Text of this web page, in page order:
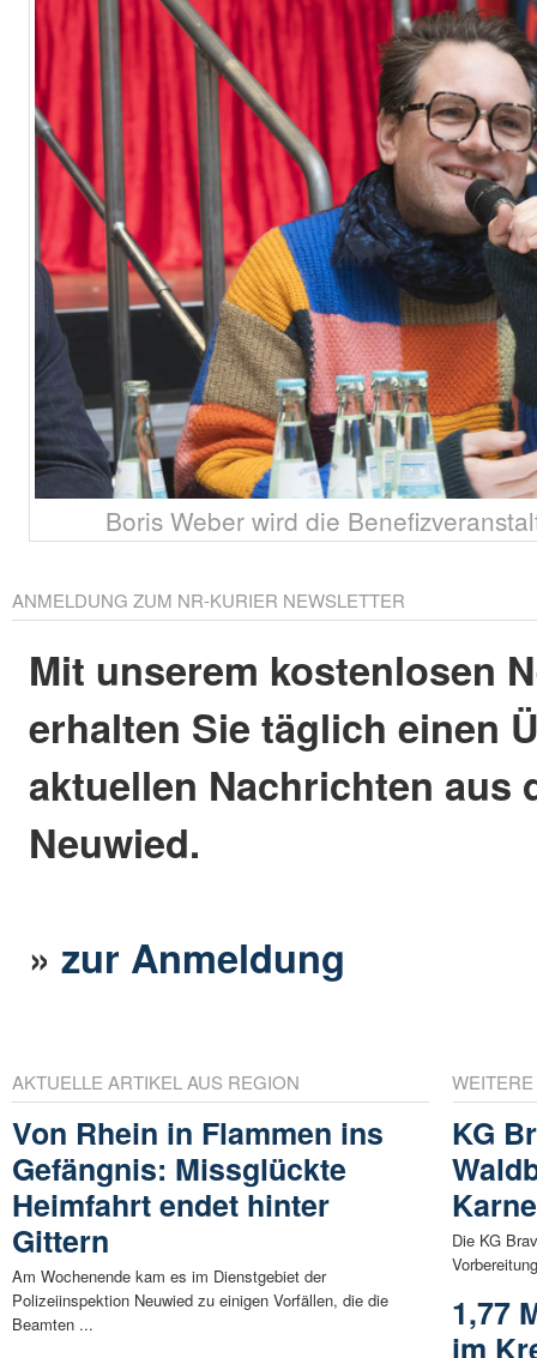
Boris Weber wird die
ANMELDUNG ZUM NR-KURIER NEWSLETTER
Mit unserem kostenlosen
erhalten Sie täglich einen
aktuellen Nachrichten aus
Neuwied.
»zur Anmeldung
AKTUELLE ARTIKEL AUS REGION
Von Rhein in Flammen ins
Gefängnis: Missglückte
Heimfahrt endet hinter
Gittern
Am Wochenende kam es im Dienstgebiet der
Polizeiinspektion Neuwied zu einigen Vorfällen, die die
Beamten ...
KG
Die KG
1,77
im